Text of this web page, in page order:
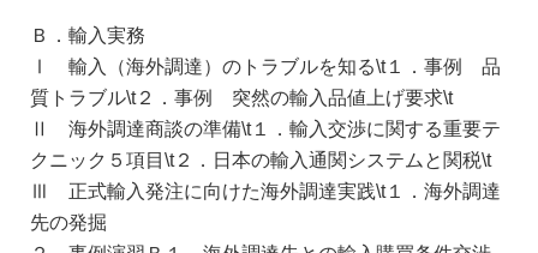
Ｂ．輸入実務
Ⅰ 輸入（海外調達）のトラブルを知る\t１．事例 品
質トラブル\t２．事例 突然の輸入品値上げ要求\t
Ⅱ 海外調達商談の準備\t１．輸入交渉に関する重要テ
クニック５項目\t２．日本の輸入通関システムと関税\t
Ⅲ 正式輸入発注に向けた海外調達実践\t１．海外調達
先の発掘